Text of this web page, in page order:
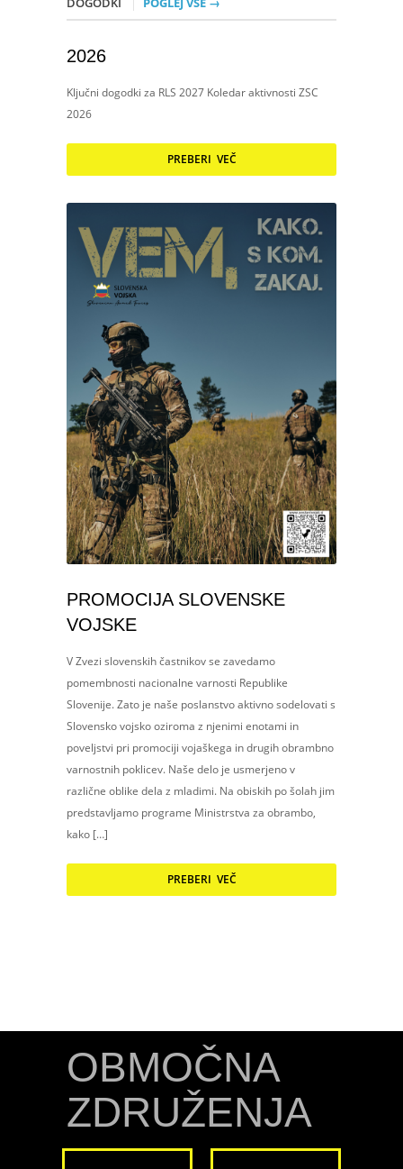
2026
Ključni dogodki za RLS 2027 Koledar aktivnosti ZSC
2026
PREBERI VEČ
PROMOCIJA SLOVENSKE
VOJSKE
V Zvezi slovenskih častnikov se zavedamo
pomembnosti nacionalne varnosti Republike
Slovenije. Zato je naše poslanstvo aktivno sodelovati s
Slovensko vojsko oziroma z njenimi enotami in
poveljstvi pri promociji vojaškega in drugih obrambno
varnostnih poklicev. Naše delo je usmerjeno v
različne oblike dela z mladimi. Na obiskih po šolah jim
predstavljamo programe Ministrstva za obrambo,
kako […]
PREBERI VEČ
OBMOČNA
ZDRUŽENJA